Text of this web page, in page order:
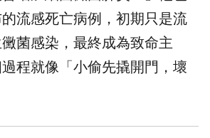
流感死亡病例，初期只是流
菌感染，最終成為致命主
程就像「小偷先撬開門，壞